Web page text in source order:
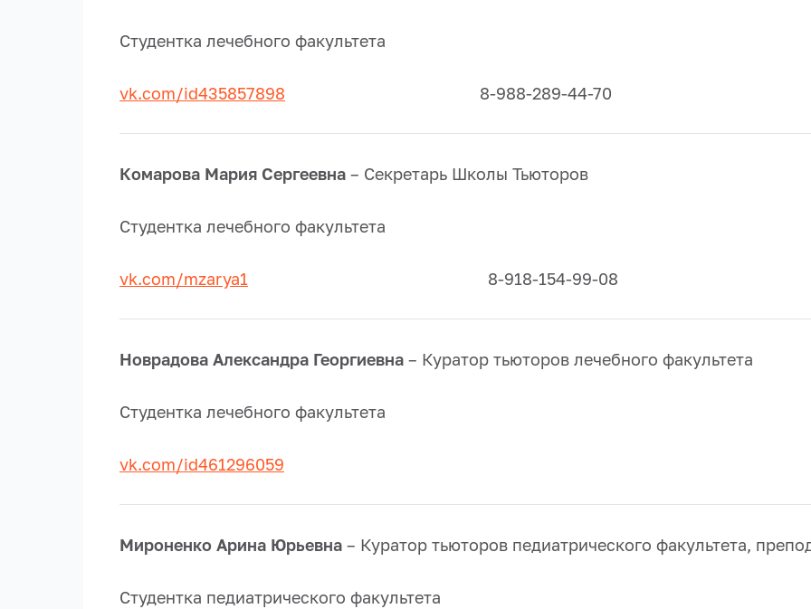
Студентка лечебного факультета
vk.com/id435857898 8-988-289-44-70
Комарова Мария Сергеевна – Секретарь Школы Тьюторов
Студентка лечебного факультета
vk.com/mzarya1 8-918-154-99-08
Новрадова Александра Георгиевна – Куратор тьюторов лечебного факультета
Студентка лечебного факультета
vk.com/id461296059
Мироненко Арина Юрьевна – Куратор тьюторов педиатрического факультета,
Студентка педиатрического факультета